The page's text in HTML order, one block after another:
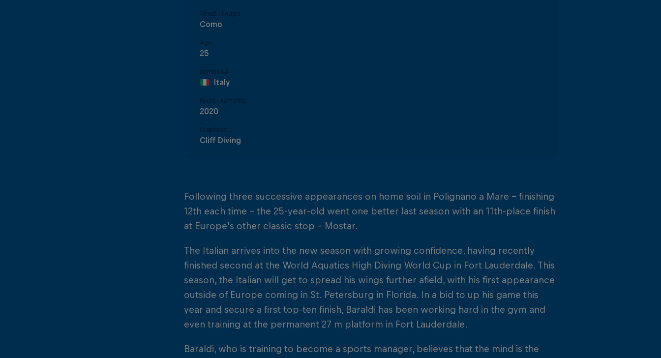
Vendi i lindjes
Como
Age
25
Kombësia
Italy
Fillimi i karrierës
2020
Disiplinat
Cliff Diving
Following three successive appearances on home soil in Polignano a Mare – finishing
12th each time – the 25-year-old went one better last season with an 11th-place finish
at Europe’s other classic stop – Mostar.
The Italian arrives into the new season with growing confidence, having recently
finished second at the World Aquatics High Diving World Cup in Fort Lauderdale. This
season, the Italian will get to spread his wings further afield, with his first appearance
outside of Europe coming in St. Petersburg in Florida. In a bid to up his game this
year and secure a first top-ten finish, Baraldi has been working hard in the gym and
even training at the permanent 27 m platform in Fort Lauderdale.
Baraldi, who is training to become a sports manager, believes that the mind is the